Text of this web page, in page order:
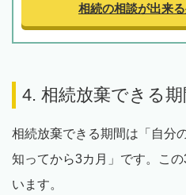
相続の相談が出来る
4. 相続放棄できる期
相続放棄できる期間は「自分
知ってから3カ月」です。こ
います。